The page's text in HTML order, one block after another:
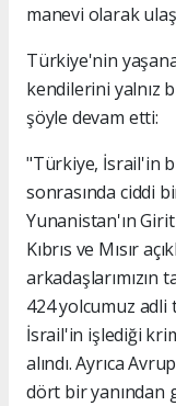
manevi olarak
Türkiye'nin
kendilerini yalnız
şöyle devam etti:
"Türkiye, İsrail'in
sonrasında ciddi
Yunanistan'ın
Kıbrıs ve Mısır
arkadaşlarımızın
424 yolcumuz
İsrail'in işlediği
alındı. Ayrıca
dört bir yanından